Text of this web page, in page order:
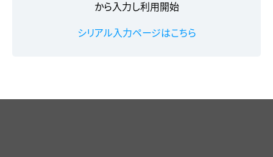
から入力し利用開始
シリアル入力ページはこちら